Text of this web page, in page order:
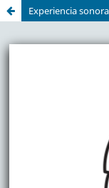
Experiencia